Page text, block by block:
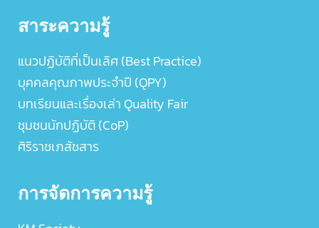
สาระความรู้
แนวปฏิบัติที่เป็นเลิศ (Best Practice)
บุคคลคุณภาพประจำปี (QPY)
บทเรียนและเรื่องเล่า Quality Fair
ชุมชนนักปฏิบัติ (CoP)
ศิริราชเภสัชสาร
การจัดการความรู้